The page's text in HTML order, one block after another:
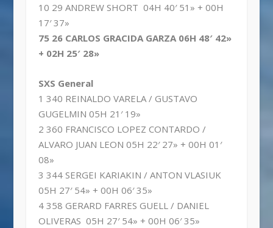
10 29 ANDREW SHORT 04H 40′ 51» + 00H
17′ 37»
75 26 CARLOS GRACIDA GARZA 06H 48′ 42»
+ 02H 25′ 28»
SXS General
1 340 REINALDO VARELA / GUSTAVO
GUGELMIN 05H 21′ 19»
2 360 FRANCISCO LOPEZ CONTARDO /
ALVARO JUAN LEON 05H 22′ 27» + 00H 01′
08»
3 344 SERGEI KARIAKIN / ANTON VLASIUK
05H 27′ 54» + 00H 06′ 35»
4 358 GERARD FARRES GUELL / DANIEL
OLIVERAS 05H 27′ 54» + 00H 06′ 35»